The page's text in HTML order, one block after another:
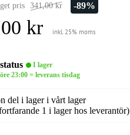
pris 341,00 kr -89%
kr inkl. 25% moms
I lager
23:00 = leverans tisdag
del i lager i vårt lager
1 i lager hos leverantör)